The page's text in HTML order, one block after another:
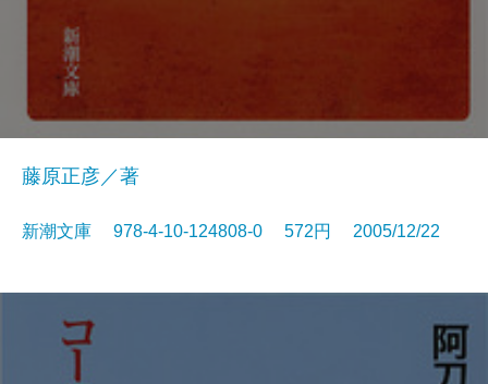
藤原正彦／著
新潮文庫 978-4-10-124808-0 572円 2005/12/22